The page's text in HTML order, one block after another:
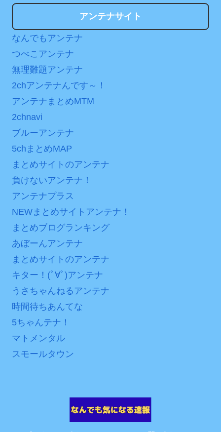
アンテナサイト
なんでもアンテナ
つべこアンテナ
無理難題アンテナ
2chアンテナんです～！
アンテナまとめMTM
2chnavi
ブルーアンテナ
5chまとめMAP
まとめサイトのアンテナ
負けないアンテナ！
アンテナプラス
NEWまとめサイトアンテナ！
まとめブログランキング
あぼーんアンテナ
まとめサイトのアンテナ
キター！(ﾟ∀ﾟ)アンテナ
うさちゃんねるアンテナ
時間待ちあんてな
5ちゃんテナ！
マトメンタル
スモールタウン